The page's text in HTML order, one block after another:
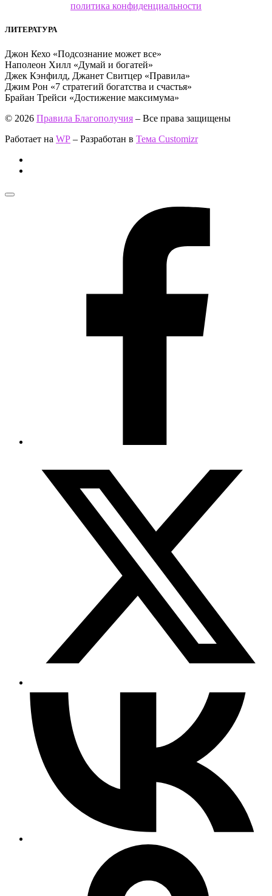
политика конфиденциальности
ЛИТЕРАТУРА
Джон Кехо «Подсознание может все»
Наполеон Хилл «Думай и богатей»
Джек Кэнфилд, Джанет Свитцер «Правила»
Джим Рон «7 стратегий богатства и счастья»
Брайан Трейси «Достижение максимума»
© 2026 Правила Благополучия – Все права защищены
Работает на WP – Разработан в Тема Customizr